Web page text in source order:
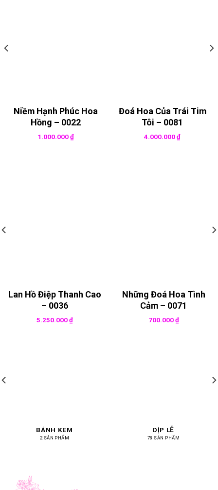
Niềm Hạnh Phúc Hoa
Hồng – 0022
1.000.000₫
Đoá Hoa Của Trái Tim
Tôi – 0081
4.000.000₫
Lan Hồ Điệp Thanh Cao
– 0036
5.250.000₫
Những Đoá Hoa Tình
Cảm – 0071
700.000₫
BÁNH KEM
2 SẢN PHẨM
DỊP LỄ
78 SẢN PHẨM